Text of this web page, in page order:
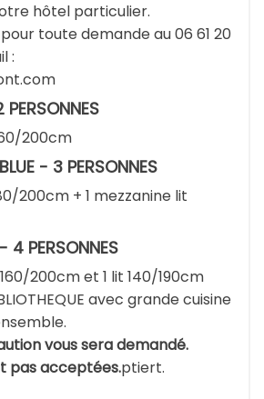
hôtel particulier.
toute demande au 06 61 20
:
200cm
- 3 PERSONNES
200cm + 1 mezzanine lit
PERSONNES
200cm et 1 lit 140/190cm
avec grande cuisine
vous sera demandé.
pas acceptées.ptiert.